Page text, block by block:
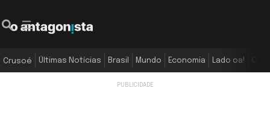
Crusoé Últimas Notícias Brasil Mundo Economia Lado oa!